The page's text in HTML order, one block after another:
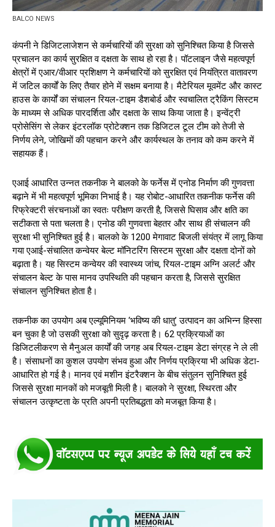
BALCO NEWS
कंपनी ने डिजिटलाजेशन से कर्मचारियों की सुरक्षा को सुनिश्चित किया है जिससे
प्रचालन का कार्य सुरक्षित व दक्षता के साथ हो रहा है। पॉटलाइन जैसे महत्वपूर्ण
क्षेत्रों में एआर/वीआर प्रशिक्षण ने कर्मचारियों को सुरक्षित एवं नियंत्रित वातावरण
में जटिल कार्यों के लिए तैयार होने में सक्षम बनाया है। मैटेरियल मूवमेंट और कास्ट
हाउस के कार्यों का संचालन रियल-टाइम डैशबोर्ड और स्वचालित ट्रैकिंग सिस्टम
के माध्यम से अधिक पारदर्शिता और दक्षता के साथ किया जाता है। इन्वेंट्री
प्रोसेसिंग से लेकर इंटरलॉक प्रोटेक्शन तक डिजिटल टूल टीम को तेजी से
निर्णय लेने, जोखिमों की पहचान करने और कार्यस्थल के तनाव को कम करने में
सहायक हैं।
एआई आधारित उन्नत तकनीक ने बालको के फर्नेस में एनोड निर्माण की गुणवत्ता
बढ़ाने में भी महत्वपूर्ण भूमिका निभाई है। यह रोबोट-आधारित तकनीक फर्नेस की
रिफ्रेक्टरी संरचनाओं का स्वतः परीक्षण करती है, जिससे घिसाव और क्षति का
सटीकता से पता चलता है। एनोड की गुणवत्ता बेहतर और साथ ही संचालन की
सुरक्षा भी सुनिश्चित हुई है। बालको के 1200 मेगावाट बिजली संयंत्र में लागू किया
गया एआई-संचालित कन्वेयर बेल्ट मॉनिटरिंग सिस्टम सुरक्षा और दक्षता दोनों को
बढ़ाता है। यह सिस्टम कन्वेयर की स्वास्थ्य जांच, रियल-टाइम अग्नि अलर्ट और
संचालन बेल्ट के पास मानव उपस्थिति की पहचान करता है, जिससे सुरक्षित
संचालन सुनिश्चित होता है।
तकनीक का उपयोग अब एल्यूमिनियम ‘भविष्य की धातु’ उत्पादन का अभिन्न हिस्सा
बन चुका है जो उसकी सुरक्षा को सुदृढ़ करता है। 62 प्रक्रियाओं का
डिजिटलीकरण से मैनुअल कार्यों की जगह अब रियल-टाइम डेटा संग्रह ने ले ली
है। संसाधनों का कुशल उपयोग संभव हुआ और निर्णय प्रक्रिया भी अधिक डेटा-
आधारित हो गई है। मानव एवं मशीन इंटरैक्शन के बीच संतुलन सुनिश्चित हुई
जिससे सुरक्षा मानकों को मजबूती मिली है। बालको ने सुरक्षा, स्थिरता और
संचालन उत्कृष्टता के प्रति अपनी प्रतिबद्धता को मजबूत किया है।